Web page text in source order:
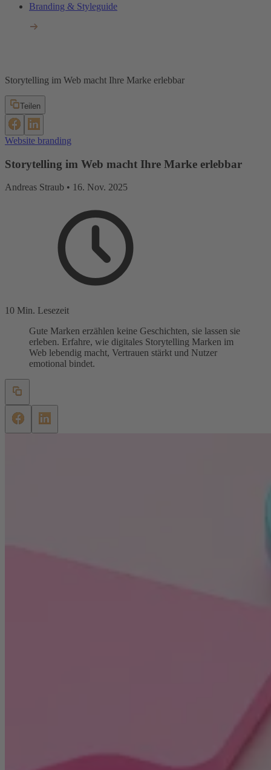
Branding & Styleguide
Storytelling im Web macht Ihre Marke erlebbar
Teilen
Website branding
Storytelling im Web macht Ihre Marke erlebbar
Andreas Straub • 16. Nov. 2025
10 Min. Lesezeit
Gute Marken erzählen keine Geschichten, sie lassen sie
erleben. Erfahre, wie digitales Storytelling Marken im
Web lebendig macht, Vertrauen stärkt und Nutzer
emotional bindet.